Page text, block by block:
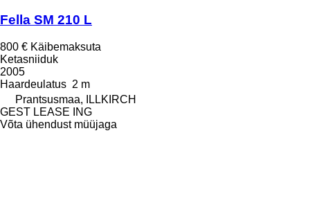
Fella SM 210 L
800 € Käibemaksuta
Ketasniiduk
2005
Haardeulatus 2 m
Prantsusmaa, ILLKIRCH
GEST LEASE ING
Võta ühendust müüjaga